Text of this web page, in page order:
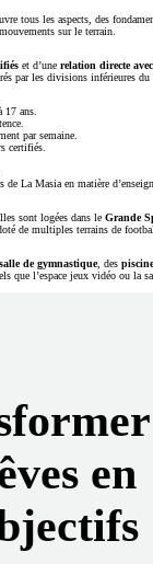
tous les aspects, des
sur le terrain.
et d’une relation directe
par les divisions inférieures du
17 ans.
par semaine.
certifiés.
de La Masia en matière
sont logées dans le Grande
de multiples terrains de
salle de gymnastique, des
que l’espace jeux vidéo ou la
en